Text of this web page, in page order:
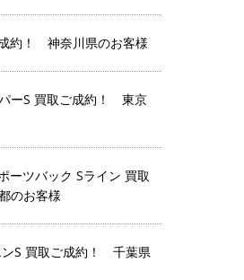
約！ 神奈川県のお客様
ーS 買取ご成約！ 東京
ーツバック Sライン 買取
のお客様
S 買取ご成約！ 千葉県